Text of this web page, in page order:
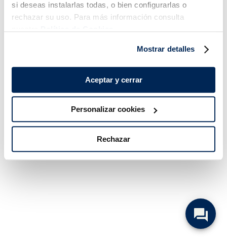
si deseas instalarlas todas, o bien configurarlas o
rechazar su uso. Para más información consulta
Mostrar detalles
Aceptar y cerrar
Personalizar cookies
Rechazar